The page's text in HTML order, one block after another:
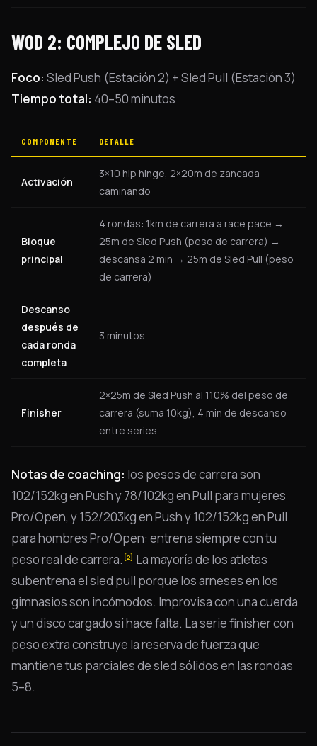
WOD 2: COMPLEJO DE SLED
Foco: Sled Push (Estación 2) + Sled Pull (Estación 3)
Tiempo total: 40–50 minutos
COMPONENTE DETALLE
Activación
3×10 hip hinge, 2×20m de zancada
caminando
Bloque
principal
4 rondas: 1km de carrera a race pace →
25m de Sled Push (peso de carrera) →
descansa 2 min → 25m de Sled Pull (peso
de carrera)
Descanso
después de
cada ronda
completa
3 minutos
Finisher
2×25m de Sled Push al 110% del peso de
carrera (suma 10kg), 4 min de descanso
entre series
Notas de coaching: los pesos de carrera son
102/152kg en Push y 78/102kg en Pull para mujeres
Pro/Open, y 152/203kg en Push y 102/152kg en Pull
para hombres Pro/Open: entrena siempre con tu
peso real de carrera. [2] La mayoría de los atletas
subentrena el sled pull porque los arneses en los
gimnasios son incómodos. Improvisa con una cuerda
y un disco cargado si hace falta. La serie finisher con
peso extra construye la reserva de fuerza que
mantiene tus parciales de sled sólidos en las rondas
5–8.